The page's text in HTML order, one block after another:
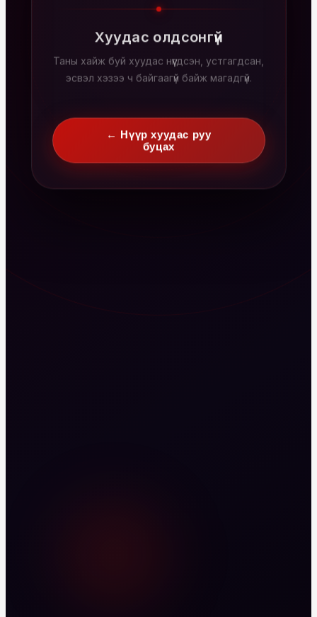
Хуудас олдсонгүй
Таны хайж буй хуудас нүүгдсэн, устгагдсан,
эсвэл хэзээ ч байгаагүй байж магадгүй.
← Нүүр хуудас руу
буцах